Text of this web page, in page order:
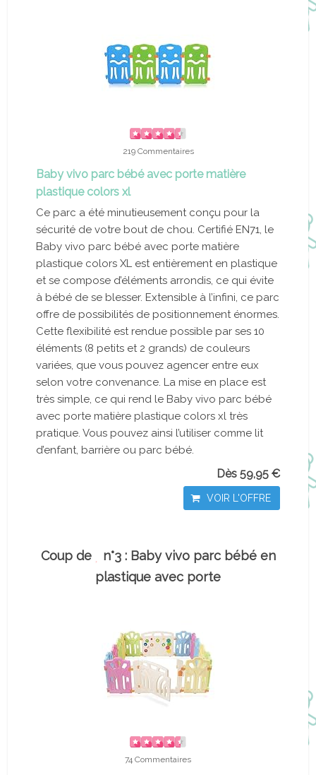
219 Commentaires
Baby vivo parc bébé avec porte matière
plastique colors xl
Ce parc a été minutieusement conçu pour la
sécurité de votre bout de chou. Certifié EN71, le
Baby vivo parc bébé avec porte matière
plastique colors XL est entièrement en plastique
et se compose d’éléments arrondis, ce qui évite
à bébé de se blesser. Extensible à l’infini, ce parc
offre de possibilités de positionnement énormes.
Cette flexibilité est rendue possible par ses 10
éléments (8 petits et 2 grands) de couleurs
variées, que vous pouvez agencer entre eux
selon votre convenance. La mise en place est
très simple, ce qui rend le Baby vivo parc bébé
avec porte matière plastique colors xl très
pratique. Vous pouvez ainsi l’utiliser comme lit
d’enfant, barrière ou parc bébé.
Dès 59,95 €
VOIR L'OFFRE
Coup de
n°3 : Baby vivo parc bébé en
plastique avec porte
74 Commentaires